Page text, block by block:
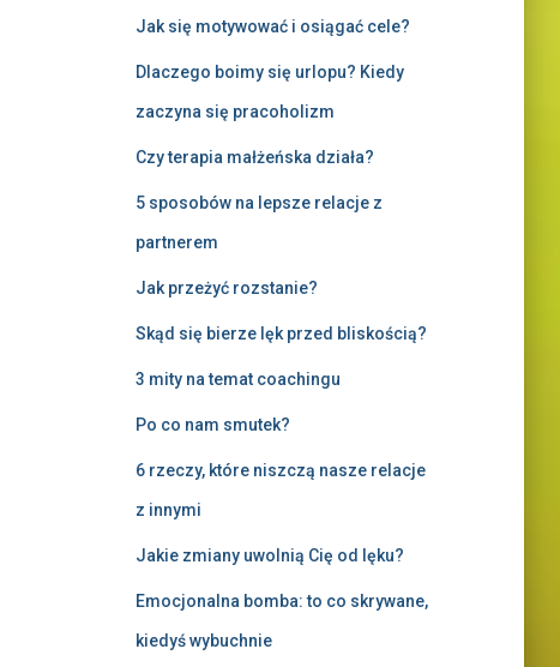
Jak się motywować i osiągać cele?
Dlaczego boimy się urlopu? Kiedy
zaczyna się pracoholizm
Czy terapia małżeńska działa?
5 sposobów na lepsze relacje z
partnerem
Jak przeżyć rozstanie?
Skąd się bierze lęk przed bliskością?
3 mity na temat coachingu
Po co nam smutek?
6 rzeczy, które niszczą nasze relacje
z innymi
Jakie zmiany uwolnią Cię od lęku?
Emocjonalna bomba: to co skrywane,
kiedyś wybuchnie